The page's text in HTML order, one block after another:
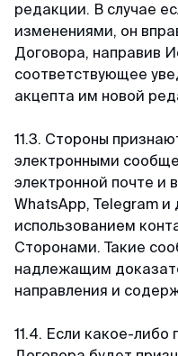
редакции. В случае
изменениями, он
Договора, направив
соответствующее
акцепта им новой
11.3. Стороны
электронными
электронной почте и
WhatsApp, Telegram и
использованием
Сторонами. Такие
надлежащим
направления и
11.4. Если какое-